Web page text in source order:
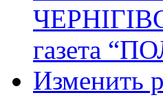
газета
Изменить